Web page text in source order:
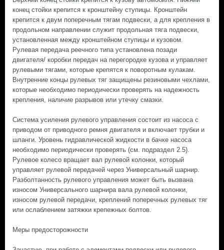
конец стойки крепится к кронштейну ступицы. Кронштейн
крепится к двум поперечным тягам подвески, а для крепления в
продольном направлении служит продольная тяга подвески,
установленная между кронштейном ступицы и кузовом.
Рулевая передача реечного типа установлена позади
двигателя/ коробки передач на перегородке кузова и управляет
рулевыми тягами, которые крепятся к поворотным кулакам.
Внутренние концы рулевых тяг защищены резиновыми чехлами,
которые необходимо периодически проверять на надежность
крепления, наличие разрывов или утечку смазки.
Система усиления рулевого управления состоит из насоса с
приводом от приводного ремня двигателя и включает трубки и
шланги. Уровень гидравлической жидкости в бачке насоса
необходимо периодически проверять (см. подраздел 2.5).
Рулевое колесо вращает вал рулевой колонки, который
управляет рулевой передачей через Универсальный шарнир.
Разболтанность рулевого управления может быть вызвана
износом Универсального шарнира вала рулевой колонки,
износом рулевой передачи, креплений поперечных рулевых тяг
или ослаблением затяжки крепежных болтов.
Меры предосторожности